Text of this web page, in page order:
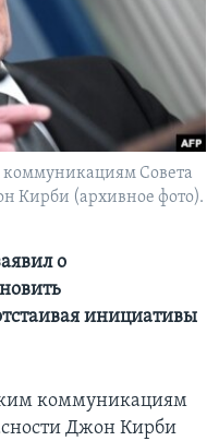
коммуникациям Совета
Кирби (архивное фото).
о
инициативы
коммуникациям
Джон Кирби